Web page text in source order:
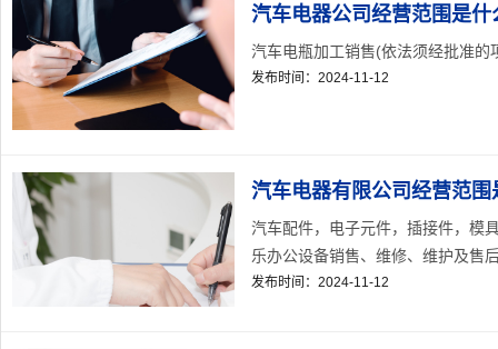
汽车电器公司经营范围是
汽车电瓶加工销售(依法须经批准
发布时间：2024-11-12
汽车电器有限公司经营范
汽车配件，电子元件，插接件，模
乐办公设备销售、维修、维护及售
发布时间：2024-11-12